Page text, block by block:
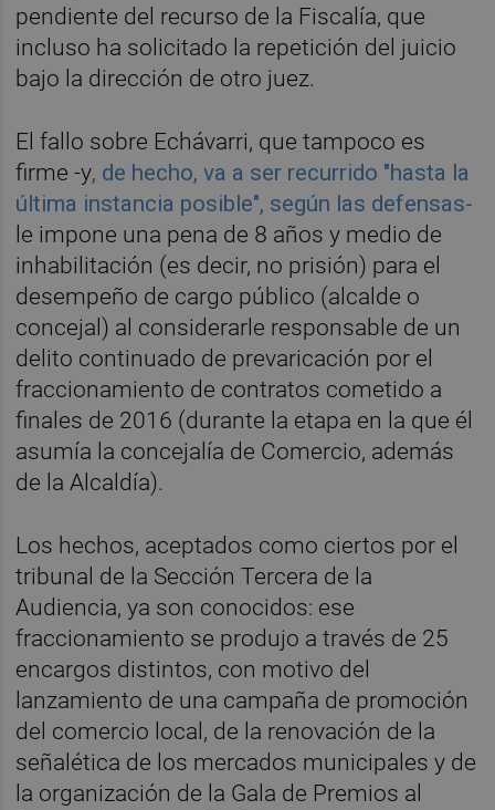
pendiente del recurso de la Fiscalía, que
incluso ha solicitado la repetición del juicio
bajo la dirección de otro juez.
El fallo sobre Echávarri, que tampoco es
firme -y, de hecho, va a ser recurrido "hasta la
última instancia posible", según las defensas-
le impone una pena de 8 años y medio de
inhabilitación (es decir, no prisión) para el
desempeño de cargo público (alcalde o
concejal) al considerarle responsable de un
delito continuado de prevaricación por el
fraccionamiento de contratos cometido a
finales de 2016 (durante la etapa en la que él
asumía la concejalía de Comercio, además
de la Alcaldía).
Los hechos, aceptados como ciertos por el
tribunal de la Sección Tercera de la
Audiencia, ya son conocidos: ese
fraccionamiento se produjo a través de 25
encargos distintos, con motivo del
lanzamiento de una campaña de promoción
del comercio local, de la renovación de la
señalética de los mercados municipales y de
la organización de la Gala de Premios al